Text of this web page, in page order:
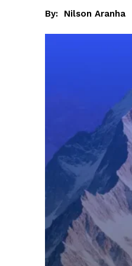
By: Nilson Aranha